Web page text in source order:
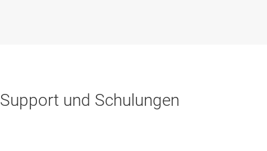
Support und Schulungen